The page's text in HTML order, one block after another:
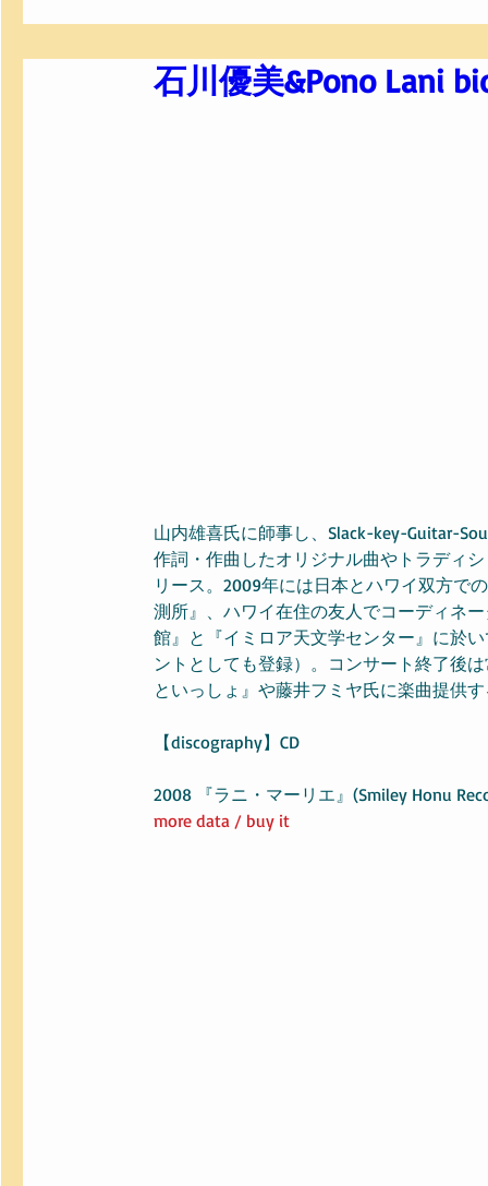
石川優美&Pono Lani
山内雄喜氏に師事し、Slack-key-Guitar-
作詞・作曲したオリジナル曲やトラディ
リース。2009年には日本とハワイ双方で
測所』、ハワイ在住の友人でコーディネ
館』と『イミロア天文学センター』に於
ントとしても登録）。コンサート終了後
といっしょ』や藤井フミヤ氏に楽曲提供
【discography】CD
2008 『ラニ・マーリエ』 (Smiley Honu
more data / buy it